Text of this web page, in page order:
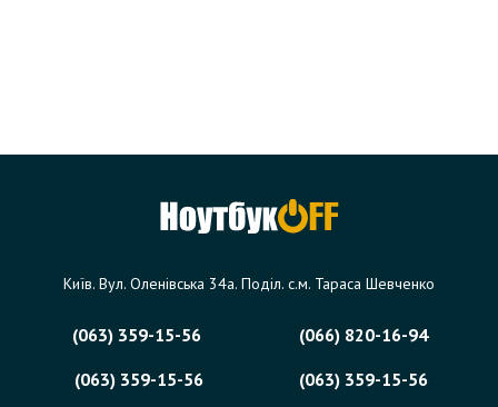
Київ. Вул. Оленівська 34а. Поділ. с.м. Тараса Шевченко
(063) 359-15-56
(066) 820-16-94
(063) 359-15-56
(063) 359-15-56